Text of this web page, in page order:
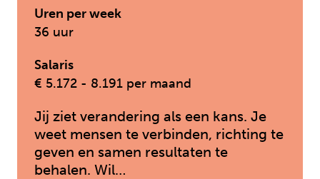
Uren per week
36 uur
Salaris
€ 5.172 - 8.191 per maand
Jij ziet verandering als een kans. Je
weet mensen te verbinden, richting te
geven en samen resultaten te
behalen. Wil…